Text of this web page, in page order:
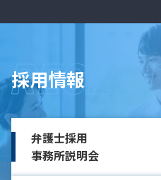
採用情報
弁護士採用
事務所説明会